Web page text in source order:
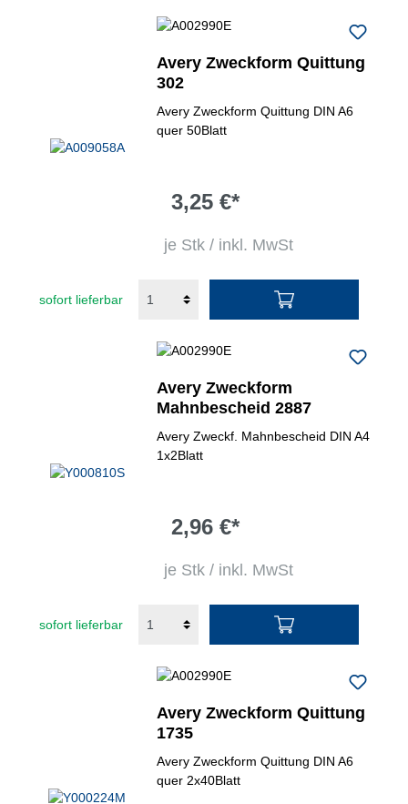
Avery Zweckform Quittung
302
Avery Zweckform Quittung DIN A6
quer 50Blatt
3,25 €*
je Stk / inkl. MwSt
sofort lieferbar
Avery Zweckform
Mahnbescheid 2887
Avery Zweckf. Mahnbescheid DIN A4
1x2Blatt
2,96 €*
je Stk / inkl. MwSt
sofort lieferbar
Avery Zweckform Quittung
1735
Avery Zweckform Quittung DIN A6
quer 2x40Blatt